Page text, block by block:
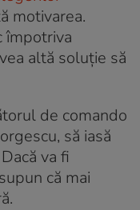
motivarea.
împotriva
altă soluţie să
de comando
să iasă
va fi
că mai